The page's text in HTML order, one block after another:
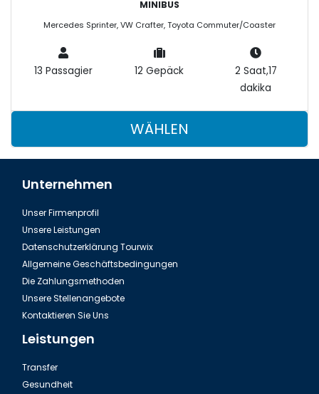
MINIBUS
Mercedes Sprinter, VW Crafter, Toyota Commuter/Coaster
13 Passagier 12 Gepäck
2 Saat,17
dakika
WÄHLEN
Unternehmen
Unser Firmenprofil
Unsere Leistungen
Datenschutzerklärung Tourwix
Allgemeine Geschäftsbedingungen
Die Zahlungsmethoden
Unsere Stellenangebote
Kontaktieren Sie Uns
Leistungen
Transfer
Gesundheit